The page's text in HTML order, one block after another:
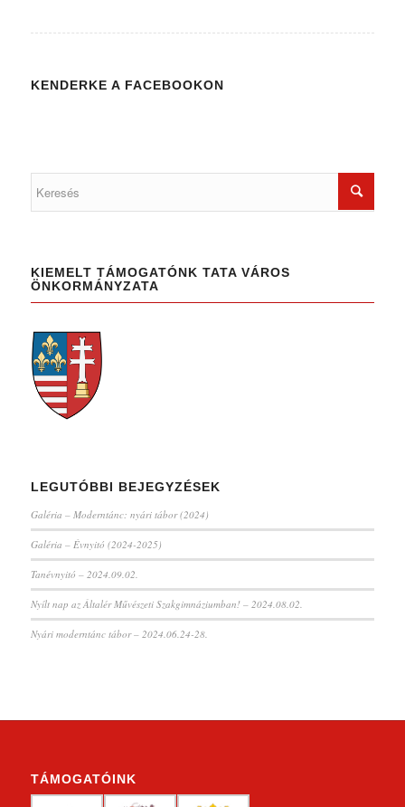
KENDERKE A FACEBOOKON
KIEMELT TÁMOGATÓNK TATA VÁROS
ÖNKORMÁNYZATA
LEGUTÓBBI BEJEGYZÉSEK
Galéria – Moderntánc: nyári tábor (2024)
Galéria – Évnyitó (2024-2025)
Tanévnyitó – 2024.09.02.
Nyílt nap az Általér Művészeti Szakgimnáziumban! – 2024.08.02.
Nyári moderntánc tábor – 2024.06.24-28.
TÁMOGATÓINK